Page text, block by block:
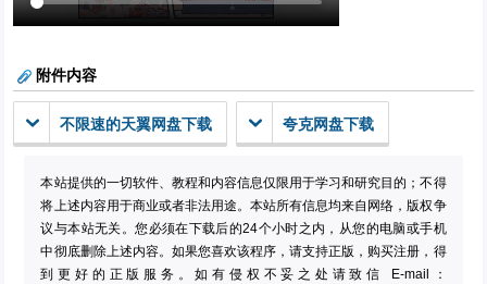
附件内容
不限速的天翼网盘下载 夸克网盘下载
本站提供的一切软件、教程和内容信息仅限用于学习和研究目的；不得
将上述内容用于商业或者非法用途。本站所有信息均来自网络，版权争
议与本站无关。您必须在下载后的24个小时之内，从您的电脑或手机
中彻底删除上述内容。如果您喜欢该程序，请支持正版，购买注册，得
到更好的正版服务。如有侵权不妥之处请致信 E-mail：